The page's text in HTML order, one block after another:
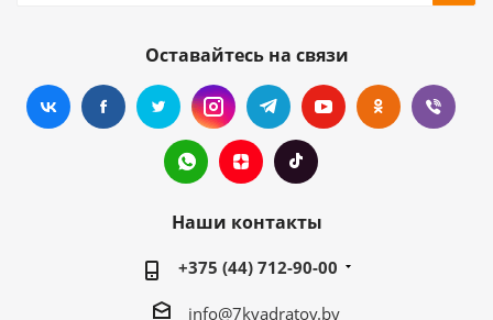
Оставайтесь на связи
Наши контакты
+375 (44) 712-90-00
info@7kvadratov.by